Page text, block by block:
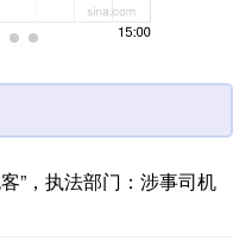
”，执法部门：涉事司机